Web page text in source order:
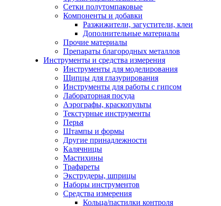
Сетки полутомпаковые
Компоненты и добавки
Разжижители, загустители, клеи
Дополнительные материалы
Прочие материалы
Препараты благородных металлов
Инструменты и средства измерения
Инструменты для моделирования
Щипцы для глазурирования
Инструменты для работы с гипсом
Лабораторная посуда
Аэрографы, краскопульты
Текстурные инструменты
Перья
Штампы и формы
Другие принадлежности
Калячницы
Мастихины
Трафареты
Экструдеры, шприцы
Наборы инструментов
Средства измерения
Кольца/пастилки контроля